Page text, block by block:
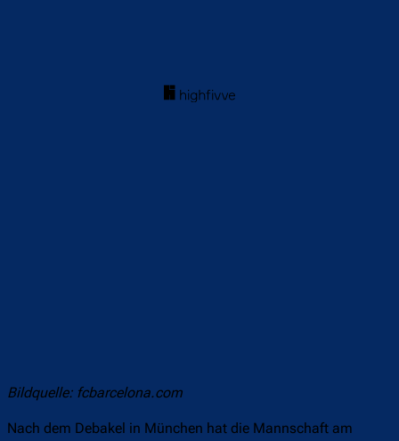
Bildquelle: fcbarcelona.com
Nach dem Debakel in München hat die Mannschaft am